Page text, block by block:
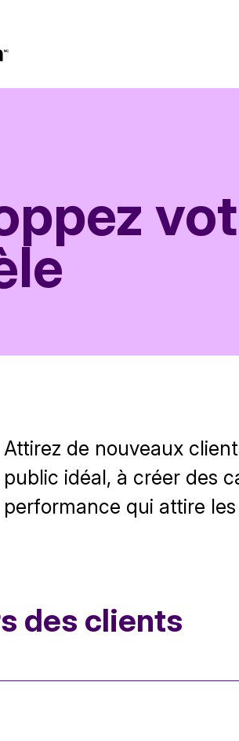
Attirez de nouveaux
public idéal, à créer des
performance qui attire
des clients